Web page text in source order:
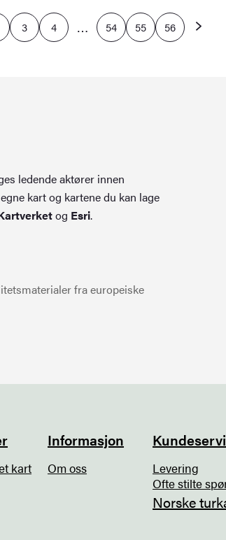
3 4 … 54 55 56
ledende aktører innen
kart og kartene du kan lage
og Esri.
fra europeiske
kart
Informasjon
Om oss
Levering
Ofte stilte
Norske